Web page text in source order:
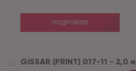
ПОДРОБНЕЕ
GISSAR (PRINT) 017-11 - 2,0 м